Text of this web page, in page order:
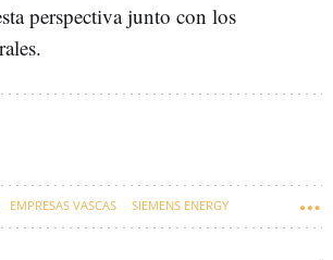
perspectiva junto con los
EMPRESAS VASCAS SIEMENS ENERGY